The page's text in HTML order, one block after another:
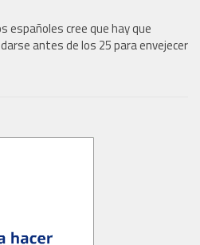
españoles cree que hay que
antes de los 25 para envejecer